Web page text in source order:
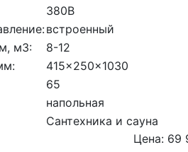
380В
встроенный
м3:
8-12
415x250x1030
65
напольная
Сантехника и сауна
Цена: 69